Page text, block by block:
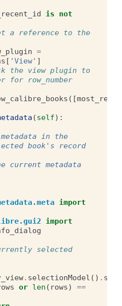
is
not
a reference to the
=
[ 'View' ]
the view plugin to
for row_number
([
(self):
book's record
import
import
selected
. selectionModel () .
or len ( rows)
==